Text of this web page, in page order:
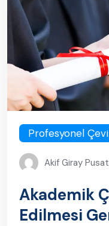
Profesyonel
Akif Giray Pusat
Akademik
Edilmesi